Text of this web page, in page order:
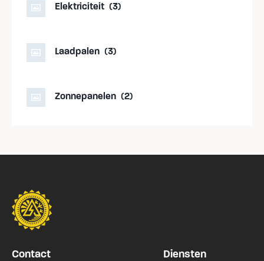
Elektriciteit (3)
Laadpalen (3)
Zonnepanelen (2)
Contact Diensten